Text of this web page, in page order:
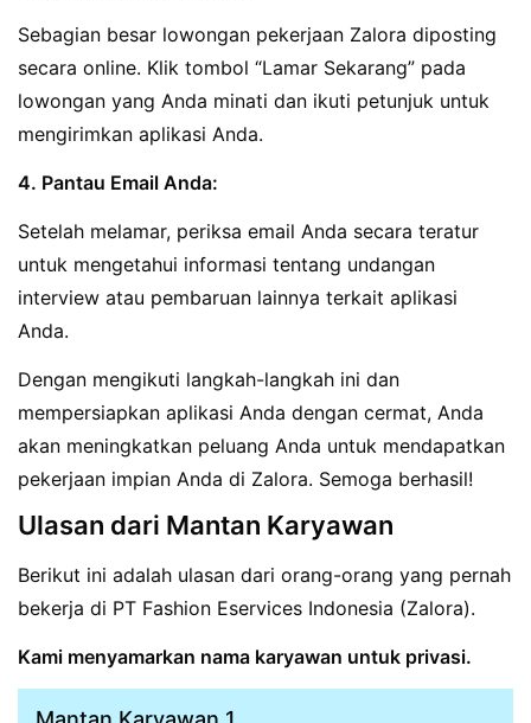
Sebagian besar lowongan pekerjaan Zalora diposting
secara online. Klik tombol “Lamar Sekarang” pada
lowongan yang Anda minati dan ikuti petunjuk untuk
mengirimkan aplikasi Anda.
4. Pantau Email Anda:
Setelah melamar, periksa email Anda secara teratur
untuk mengetahui informasi tentang undangan
interview atau pembaruan lainnya terkait aplikasi
Anda.
Dengan mengikuti langkah-langkah ini dan
mempersiapkan aplikasi Anda dengan cermat, Anda
akan meningkatkan peluang Anda untuk mendapatkan
pekerjaan impian Anda di Zalora. Semoga berhasil!
Ulasan dari Mantan Karyawan
Berikut ini adalah ulasan dari orang-orang yang pernah
bekerja di PT Fashion Eservices Indonesia (Zalora).
Kami menyamarkan nama karyawan untuk privasi.